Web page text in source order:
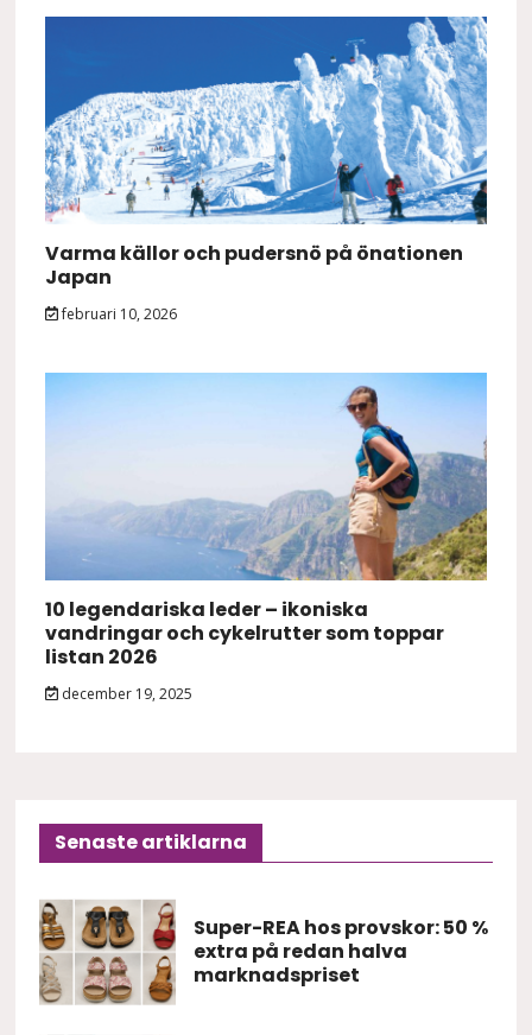
Varma källor och pudersnö på önationen
Japan
februari 10, 2026
10 legendariska leder – ikoniska
vandringar och cykelrutter som toppar
listan 2026
december 19, 2025
Senaste artiklarna
Super-REA hos provskor: 50 %
extra på redan halva
marknadspriset